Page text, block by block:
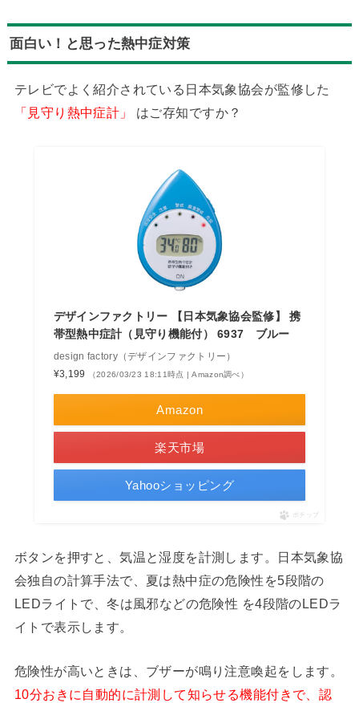
面白い！と思った熱中症対策
テレビでよく紹介されている日本気象協会が監修した
「見守り熱中症計」
はご存知ですか？
デザインファクトリー 【日本気象協会監修】 携
帯型熱中症計（見守り機能付） 6937 ブルー
design factory（デザインファクトリー）
¥3,199
（2026/03/23 18:11時点 | Amazon調べ）
Amazon
楽天市場
Yahooショッピング
ポチップ
ボタンを押すと、気温と湿度を計測します。日本気象協
会独自の計算手法で、夏は熱中症の危険性を5段階の
LEDライトで、冬は風邪などの危険性 を4段階のLEDラ
イトで表示します。
危険性が高いときは、ブザーが鳴り注意喚起をします。
10分おきに自動的に計測して知らせる機能付きで、認